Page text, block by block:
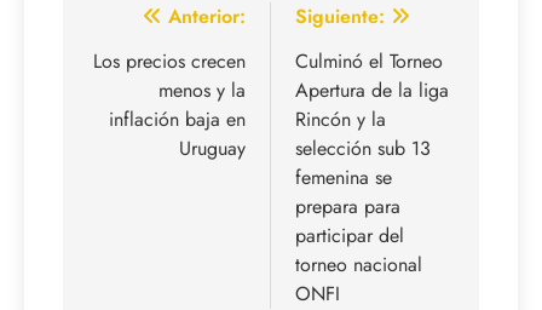
Navegación
de
entradas
Anterior:
Los precios crecen
menos y la
inflación baja en
Uruguay
Siguiente:
Culminó el Torneo
Apertura de la liga
Rincón y la
selección sub 13
femenina se
prepara para
participar del
torneo nacional
ONFI